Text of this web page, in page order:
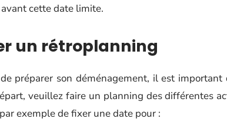
cette date limite.
un rétroplanning
de préparer son déménagement, il est
veuillez faire un planning des différentes
exemple de fixer une date pour :